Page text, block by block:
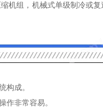
机组，机械式单级制冷或
构成。
作非常容易。